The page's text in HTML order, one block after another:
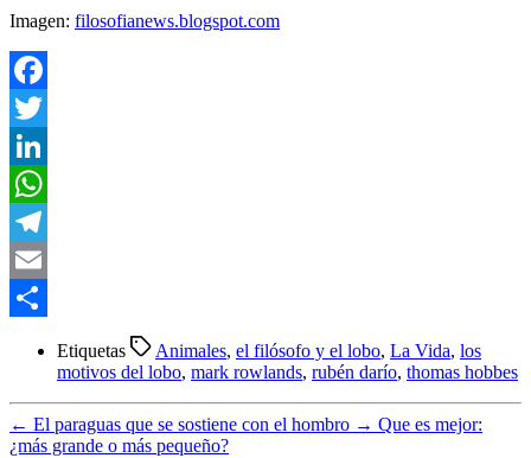
Imagen: filosofianews.blogspot.com
Facebook
Twitter
LinkedIn
WhatsApp
Telegram
Email
Etiquetas Animales, el filósofo y el lobo, La Vida, los
motivos del lobo, mark rowlands, rubén darío, thomas hobbes
← El paraguas que se sostiene con el hombro → Que es mejor:
¿más grande o más pequeño?